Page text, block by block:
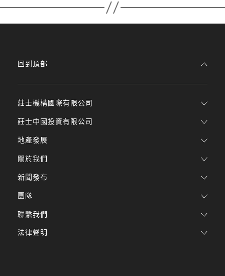
莊士機構國際有限公司
莊士中國投資有限公司
地產發展
關於我們
新聞發布
團隊
回到頂部
聯繫我們
法律聲明